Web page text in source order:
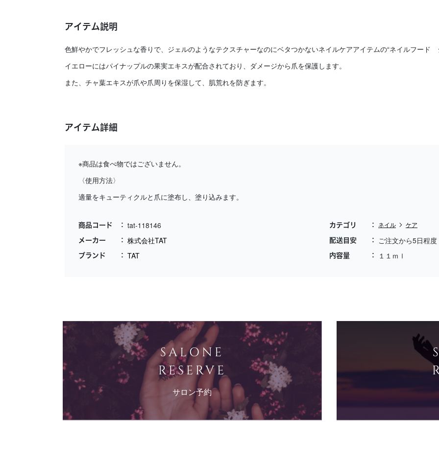
アイテム説明
色鮮やかでフレッシュな香りで、ジェルのようなテクスチャーなのにベタつかないネイルケアアイテムの“ネイルフード
イエローにはパイナップルの果実エキスが配合されており、ダメージから爪を保護します。
また、チャ葉エキスが爪や爪周りを保湿して、肌荒れを防ぎます。
アイテム詳細
※商品は食べ物ではございません。
〈使用方法〉
適量をキューティクルと爪に塗布し、塗り込みます。
商品コード tat-118146 カテゴリ ネイル ケア
メーカー 株式会社TAT 配送目安 ご注文から5日程度
ブランド TAT 内容量 １１ｍｌ
SALONE
RESERVE
サロン予約